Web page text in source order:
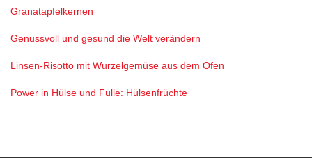
Granatapfelkernen
Genussvoll und gesund die Welt verändern
Linsen-Risotto mit Wurzelgemüse aus dem Ofen
Power in Hülse und Fülle: Hülsenfrüchte